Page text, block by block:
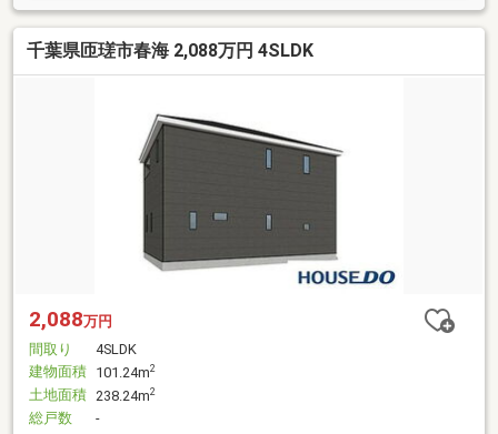
千葉県匝瑳市春海 2,088万円 4SLDK
2,088万円
間取り
4SLDK
建物面積 101.24m2
土地面積 238.24m2
総戸数
-